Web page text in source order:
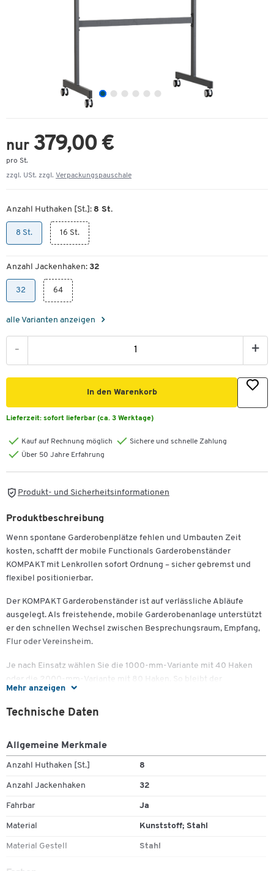
nur 379,00 €
pro St.
zzgl. USt. zzgl. Verpackungspauschale
Anzahl Huthaken [St.]: 8 St.
8 St. 16 St.
Anzahl Jackenhaken: 32
32 64
alle Varianten anzeigen
- +
In den Warenkorb
Lieferzeit: sofort lieferbar (ca. 3 Werktage)
Kauf auf Rechnung möglich
Sichere und schnelle Zahlung
Über 50 Jahre Erfahrung
Produkt- und Sicherheitsinformationen
Mehr anzeigen
Produktbeschreibung
Wenn spontane Garderobenplätze fehlen und Umbauten Zeit
kosten, schafft der mobile Functionals Garderobenständer
KOMPAKT mit Lenkrollen sofort Ordnung – sicher gebremst und
flexibel positionierbar.
Der KOMPAKT Garderobenständer ist auf verlässliche Abläufe
ausgelegt. Als freistehende, mobile Garderobenanlage unterstützt
er den schnellen Wechsel zwischen Besprechungsraum, Empfang,
Flur oder Vereinsheim.
Je nach Einsatz wählen Sie die 1000-mm-Variante mit 40 Haken
oder die 2000-mm-Variante mit 80 Haken. So bleibt der
Eingangsbereich übersichtlich, selbst wenn mehrere Personen
gleichzeitig ankommen. Die Bremse an den Lenkrollen sorgt für
Die Konstruktion aus Stahlgestell, Stützen und Längsstreben ist auf
den täglichen Betrieb ausgelegt, die einheitliche Farbgebung in
Dunkelgrau wirkt sachlich und zurückhaltend. Robuste
erleichtern das Positionieren auf ebenen Böden.
Technische Daten
Allgemeine Merkmale
Anzahl Huthaken [St.] 8
Anzahl Jackenhaken 32
Fahrbar Ja
Material Kunststoff; Stahl
Material Gestell Stahl